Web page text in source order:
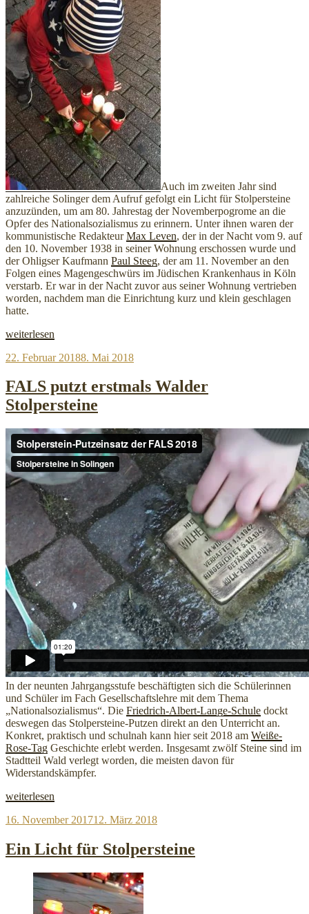
Auch im zweiten Jahr sind
zahlreiche Solinger dem Aufruf gefolgt ein Licht für Stolpersteine
anzuzünden, um am 80. Jahrestag der Novemberpogrome an die
Opfer des Nationalsozialismus zu erinnern. Unter ihnen waren der
kommunistische RedakteurMax Leven, der in der Nacht vom 9. auf
den 10. November 1938 in seiner Wohnung erschossen wurde und
der Ohligser Kaufmann Paul Steeg, der am 11. November an den
Folgen eines Magengeschwürs im Jüdischen Krankenhaus in Köln
verstarb. Er war in der Nacht zuvor aus seiner Wohnung vertrieben
worden, nachdem man die Einrichtung kurz und klein geschlagen
hatte.
„Ein
für
2018“
weiterlesen
Veröffentlicht
22. Februar 20188. Mai 2018
FALS putzt erstmals Walder
Stolpersteine
In der neunten Jahrgangsstufe beschäftigten sich die Schülerinnen
und Schüler im Fach Gesellschaftslehre mit dem Thema
„Nationalsozialismus“. Die Friedrich-Albert-Lange-Schule dockt
deswegen das Stolpersteine-Putzen direkt an den Unterricht an.
Konkret, praktisch und schulnah kann hier seit 2018 am Weiße-
Rose-Tag Geschichte erlebt werden. Insgesamt zwölf Steine sind im
Stadtteil Wald verlegt worden, die meisten davon für
Widerstandskämpfer.
„FALS
erstmals
Stolpersteine“
weiterlesen
Veröffentlicht
16. November 201712. März 2018
Ein Licht für Stolpersteine